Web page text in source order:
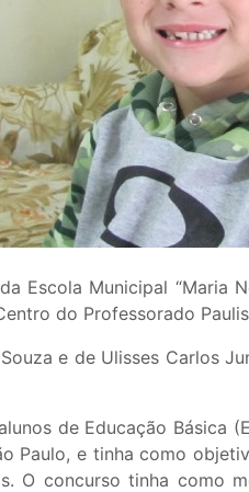
Escola Municipal
do Professorado
e de Ulisses Carlos
de Educação Básica
Paulo, e tinha como
O concurso tinha como